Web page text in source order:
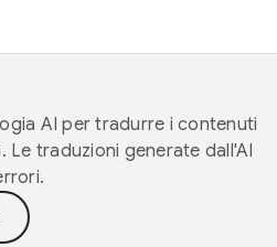
AI per tradurre i contenuti
Le traduzioni generate dall'AI